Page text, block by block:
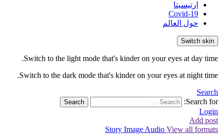
ارتيسيتا
Covid-19
حول العالم
Switch skin
Switch to the light mode that's kinder on your eyes at day time.
Switch to the dark mode that's kinder on your eyes at night time.
Search
Search for:
Search
Login
Add post
Story Image Audio View all formats